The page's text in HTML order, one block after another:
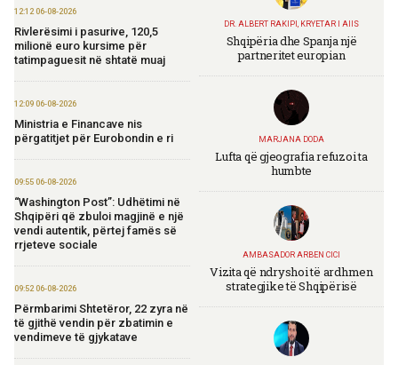
12:12 06-08-2026
Rivlerësimi i pasurive, 120,5
milionë euro kursime për
tatimpaguesit në shtatë muaj
12:09 06-08-2026
Ministria e Financave nis
përgatitjet për Eurobondin e ri
09:55 06-08-2026
“Washington Post”: Udhëtimi në
Shqipëri që zbuloi magjinë e një
vendi autentik, përtej famës së
rrjeteve sociale
09:52 06-08-2026
Përmbarimi Shtetëror, 22 zyra në
të gjithë vendin për zbatimin e
vendimeve të gjykatave
DR. ALBERT RAKIPI, KRYETAR I AIIS
Shqipëria dhe Spanja një
partneritet europian
MARJANA DODA
Lufta që gjeografia refuzoi ta
humbte
AMBASADOR ARBEN CICI
Vizita që ndryshoi të ardhmen
strategjike të Shqipërisë